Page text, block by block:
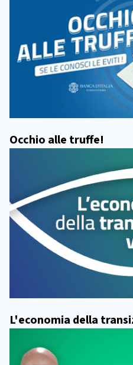
Occhio alle truffe!
L'economia della